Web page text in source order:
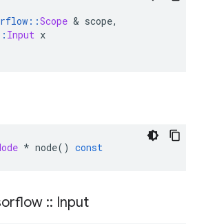
::Scope & scope,
Input x
* node() const
:: Input